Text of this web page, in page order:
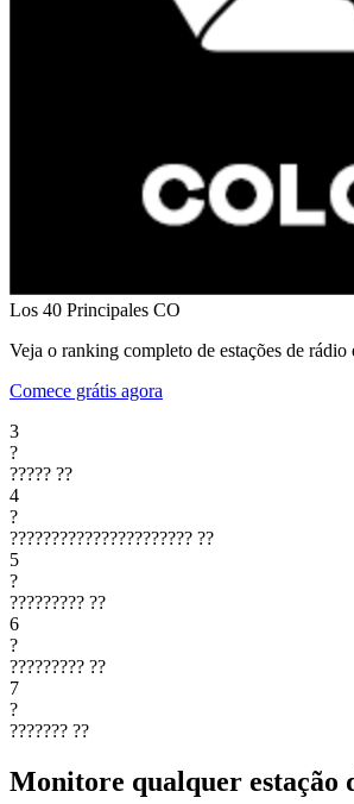
Los 40 Principales CO
Veja o ranking completo de estações de
Comece grátis agora
3
?
????? ??
4
?
?????????????????????? ??
5
?
????????? ??
6
?
????????? ??
7
?
??????? ??
Monitore qualquer estação